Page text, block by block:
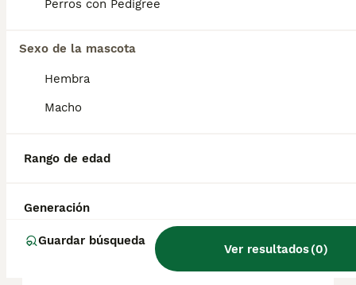
Perros con Pedigree
Sexo de la mascota
Hembra
Macho
Rango de edad
Generación
Guardar búsqueda
Ver resultados(0)
¿Cuál es la mejor edad para
¿Cómo son los bóxer perros
¿Es un boxer un buen perro
de casa?